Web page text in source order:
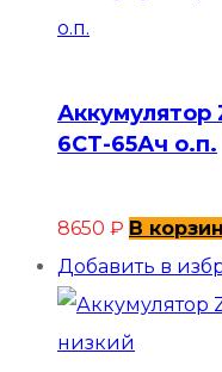
Аккумулятор
6СТ-65Ач о.п.
8650 ₽ В
Добавить в